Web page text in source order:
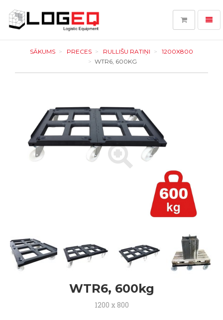
LOGEQ
SĀKUMS PRECES RULLIŠU RATIŅI
1200X800
WTR6, 600KG
WTR6, 600kg
1200 x 800